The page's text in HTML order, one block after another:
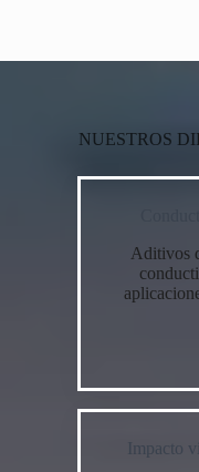
NUESTROS
Aditivos
Impacto